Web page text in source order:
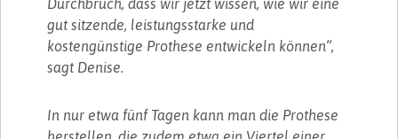
Durchbruch, dass wir jetzt wissen, wie wir eine
gut sitzende, leistungsstarke und
kostengünstige Prothese entwickeln können“,
sagt Denise.
In nur etwa fünf Tagen kann man die Prothese